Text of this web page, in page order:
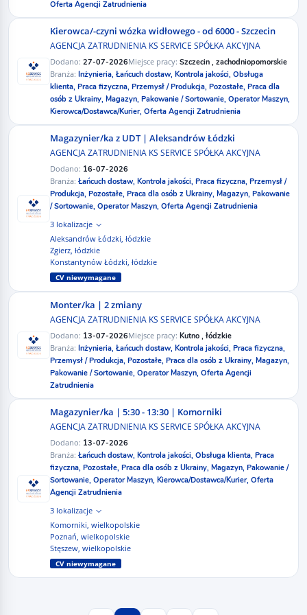
Oferta Agencji Zatrudnienia
Kierowca/-czyni wózka widłowego - od 6000 - Szczecin
AGENCJA ZATRUDNIENIA KS SERVICE SPÓŁKA AKCYJNA
Dodano: 27-07-2026Miejsce pracy: Szczecin , zachodniopomorskie
Branża: Inżynieria, Łańcuch dostaw, Kontrola jakości, Obsługa
klienta, Praca fizyczna, Przemysł / Produkcja, Pozostałe, Praca dla
osób z Ukrainy, Magazyn, Pakowanie / Sortowanie, Operator Maszyn,
Kierowca/Dostawca/Kurier, Oferta Agencji Zatrudnienia
Magazynier/ka z UDT | Aleksandrów Łódzki
AGENCJA ZATRUDNIENIA KS SERVICE SPÓŁKA AKCYJNA
Dodano: 16-07-2026
Branża: Łańcuch dostaw, Kontrola jakości, Praca fizyczna, Przemysł /
Produkcja, Pozostałe, Praca dla osób z Ukrainy, Magazyn, Pakowanie
/ Sortowanie, Operator Maszyn, Oferta Agencji Zatrudnienia
3 lokalizacje
Aleksandrów Łódzki, łódzkie
Zgierz, łódzkie
Konstantynów Łódzki, łódzkie
CV niewymagane
Monter/ka | 2 zmiany
AGENCJA ZATRUDNIENIA KS SERVICE SPÓŁKA AKCYJNA
Dodano: 13-07-2026Miejsce pracy: Kutno , łódzkie
Branża: Inżynieria, Łańcuch dostaw, Kontrola jakości, Praca fizyczna,
Przemysł / Produkcja, Pozostałe, Praca dla osób z Ukrainy, Magazyn,
Pakowanie / Sortowanie, Operator Maszyn, Oferta Agencji
Zatrudnienia
Magazynier/ka | 5:30 - 13:30 | Komorniki
AGENCJA ZATRUDNIENIA KS SERVICE SPÓŁKA AKCYJNA
Dodano: 13-07-2026
Branża: Łańcuch dostaw, Kontrola jakości, Obsługa klienta, Praca
fizyczna, Pozostałe, Praca dla osób z Ukrainy, Magazyn, Pakowanie /
Sortowanie, Operator Maszyn, Kierowca/Dostawca/Kurier, Oferta
Agencji Zatrudnienia
3 lokalizacje
Komorniki, wielkopolskie
Poznań, wielkopolskie
Stęszew, wielkopolskie
CV niewymagane